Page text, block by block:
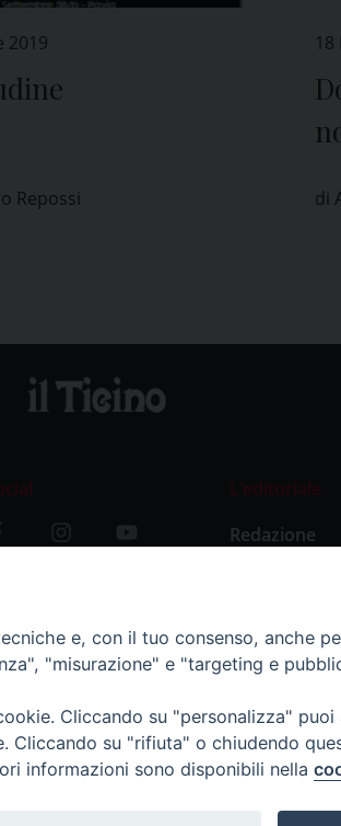
2019
Repossi di
L’editoriale
Redazione
e, con il tuo consenso, anche
"misurazione" e "targeting e
Cliccando su "personalizza"
Cliccando su "rifiuta" o chiudendo
informazioni sono disponibili nella